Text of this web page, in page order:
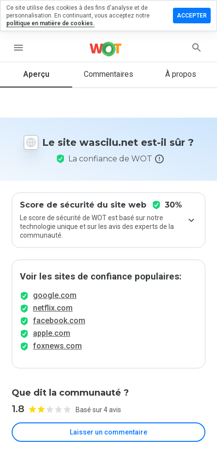
menu
Aperçu Commentaires À propos
Le site wascilu.net est-il sûr ?
La confiance de WOT
Score de sécurité du site web 30%
Le score de sécurité de WOT est basé sur notre
technologie unique et sur les avis des experts de la
communauté.
Voir les sites de confiance populaires:
google.com
netflix.com
facebook.com
apple.com
foxnews.com
Que dit la communauté ?
1.8 Basé sur 4 avis
Laisser un commentaire
un
1 et 5
vous à ce
site ?
Ce site utilise des cookies à des fins d'analyse et de
personnalisation. En continuant, vous acceptez notre
politique en matière de cookies.
ACCEPTER